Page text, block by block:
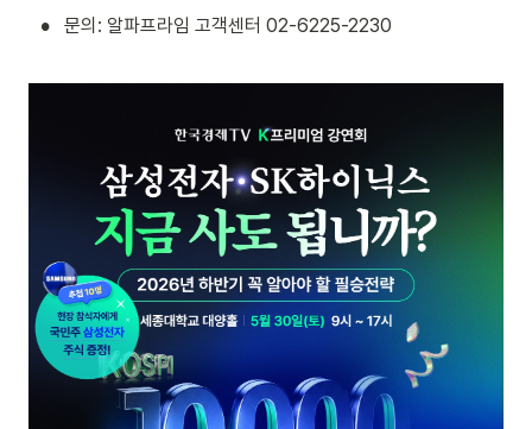
• 문의: 알파프라임 고객센터 02-6225-2230